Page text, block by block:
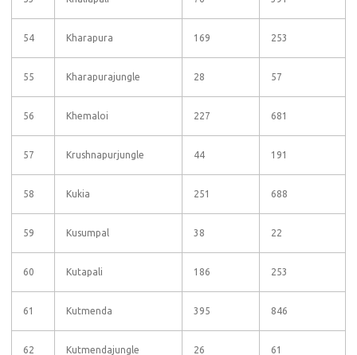
54 Kharapura 169 253
55 Kharapurajungle 28 57
56 Khemaloi 227 681
57 Krushnapurjungle 44 191
58 Kukia 251 688
59 Kusumpal 38 22
60 Kutapali 186 253
61 Kutmenda 395 846
62 Kutmendajungle 26 61